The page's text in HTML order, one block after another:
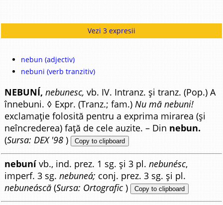
Vezi 3 expresii
nebun (adjectiv)
nebuni (verb tranzitiv)
NEBUNÍ, nebunesc, vb. IV. Intranz. și tranz. (Pop.) A
înnebuni. ◊ Expr. (Tranz.; fam.) Nu mă nebuni!
exclamație folosită pentru a exprima mirarea (și
neîncrederea) față de cele auzite. – Din nebun.
(Sursa: DEX '98 ) Copy to clipboard
nebunívb., ind. prez. 1 sg. și 3 pl.nebunésc,
imperf. 3 sg.nebuneá; conj. prez. 3 sg. și pl.
nebuneáscă (Sursa: Ortografic ) Copy to clipboard